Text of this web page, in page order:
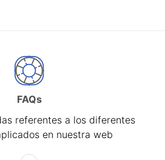
FAQs
referentes a los diferentes
en nuestra web